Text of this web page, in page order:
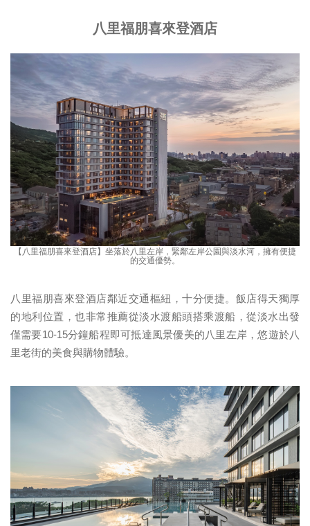
八里福朋喜來登酒店
【八里福朋喜來登酒店】坐落於八里左岸，緊鄰左岸公園與淡水河，擁有便捷
的交通優勢。
八里福朋喜來登酒店鄰近交通樞紐，十分便捷。飯店得天獨厚
的地利位置，也非常推薦從淡水渡船頭搭乘渡船，從淡水出發
僅需要10-15分鐘船程即可抵達風景優美的八里左岸，悠遊於八
里老街的美食與購物體驗。